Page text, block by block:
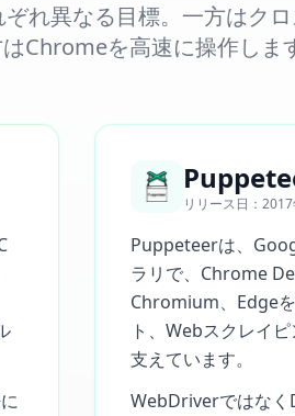
れ異なる目標。一方はク
Chromeを高速に操作しま
リリース日：
Puppeteerは、
ラリで、Chrome
Chromium、Edge
ト、Webスクレイ
支えています。
WebDriverではなく